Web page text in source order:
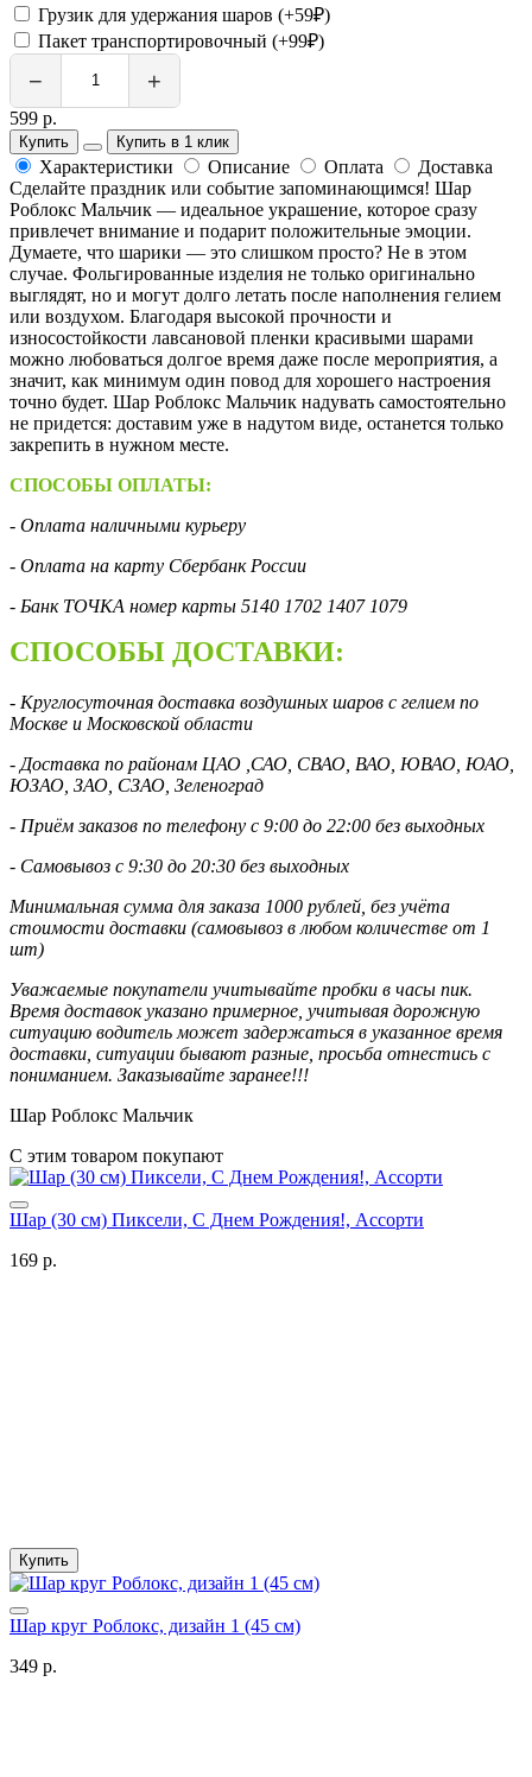
Грузик для удержания шаров (+59₽)
Пакет транспортировочный (+99₽)
− +
599 р.
Купить Купить в 1 клик
Характеристики Описание Оплата
Доставка
Сделайте праздник или событие запоминающимся! Шар
Роблокс Мальчик — идеальное украшение, которое сразу
привлечет внимание и подарит положительные эмоции.
Думаете, что шарики — это слишком просто? Не в этом
случае. Фольгированные изделия не только оригинально
выглядят, но и могут долго летать после наполнения гелием
или воздухом. Благодаря высокой прочности и
износостойкости лавсановой пленки красивыми шарами
можно любоваться долгое время даже после мероприятия, а
значит, как минимум один повод для хорошего настроения
точно будет. Шар Роблокс Мальчик надувать самостоятельно
не придется: доставим уже в надутом виде, останется только
закрепить в нужном месте.
СПОСОБЫ ОПЛАТЫ:
- Оплата наличными курьеру
- Оплата на карту Сбербанк России
- Банк ТОЧКА номер карты 5140 1702 1407 1079
СПОСОБЫ ДОСТАВКИ:
- Круглосуточная доставка воздушных шаров с гелием по
Москве и Московской области
- Доставка по районам ЦАО ,САО, СВАО, ВАО, ЮВАО, ЮАО,
ЮЗАО, ЗАО, СЗАО, Зеленоград
- Приём заказов по телефону с 9:00 до 22:00 без выходных
- Самовывоз с 9:30 до 20:30 без выходных
Минимальная сумма для заказа 1000 рублей, без учёта
стоимости доставки (самовывоз в любом количестве от 1
шт)
Уважаемые покупатели учитывайте пробки в часы пик.
Время доставок указано примерное, учитывая дорожную
ситуацию водитель может задержаться в указанное время
доставки, ситуации бывают разные, просьба отнестись с
пониманием. Заказывайте заранее!!!
Шар Роблокс Мальчик
С этим товаром покупают
Шар (30 см) Пиксели, С Днем Рождения!, Ассорти
169 р.
Купить
Шар круг Роблокс, дизайн 1 (45 см)
349 р.